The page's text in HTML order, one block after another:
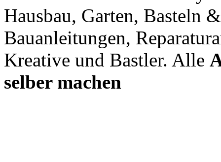
Hausbau, Garten, Basteln
Bauanleitungen,
Kreative und Bastler. Alle
selber machen